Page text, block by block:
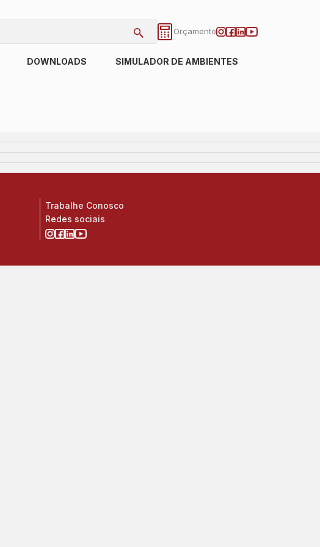
Orçamento
DOWNLOADS SIMULADOR DE AMBIENTES
Trabalhe Conosco
Redes sociais